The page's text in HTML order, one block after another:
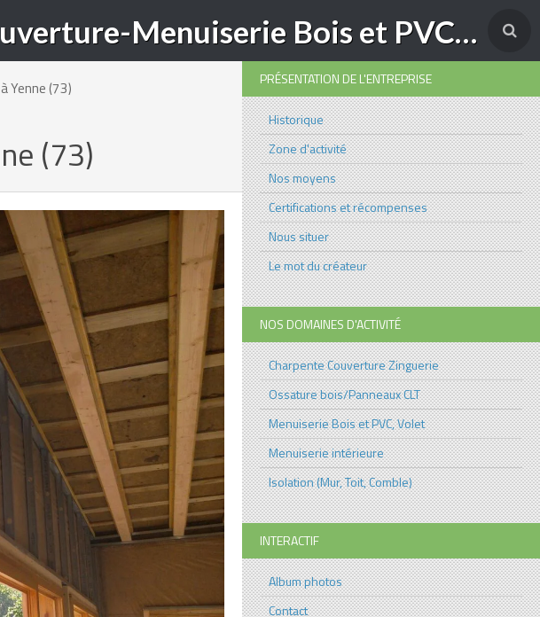
SARL COUTURIER ROBERT Charpente-Couverture-Menuiserie Bois et PVC à Yenne (73)
Yenne (73)
(73)
PRÉSENTATION DE L'ENTREPRISE
Historique
Zone d'activité
Nos moyens
Certifications et récompenses
Nous situer
Le mot du créateur
NOS DOMAINES D'ACTIVITÉ
Charpente Couverture Zinguerie
Ossature bois/Panneaux CLT
Menuiserie Bois et PVC, Volet
Menuiserie intérieure
Isolation (Mur, Toit, Comble)
INTERACTIF
Album photos
Contact